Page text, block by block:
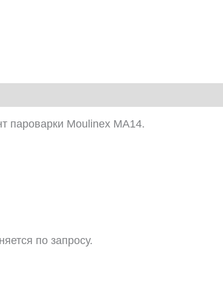
пароварки Moulinex MA14.
по запросу.